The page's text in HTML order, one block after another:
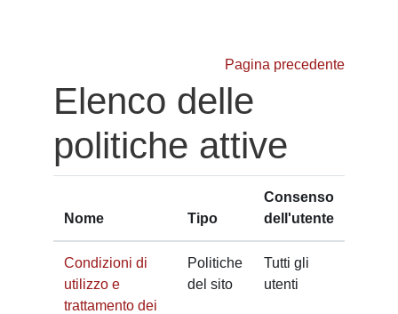
Pagina precedente
Elenco delle
politiche attive
Nome Tipo
Consenso
dell'utente
Condizioni di
utilizzo e
trattamento dei
Politiche
del sito
Tutti gli
utenti